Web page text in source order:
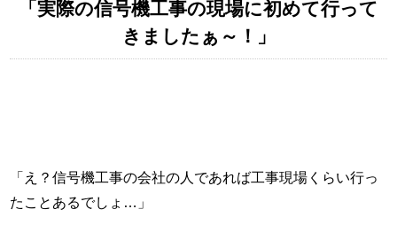
「実際の信号機工事の現場に初めて行って
きましたぁ～！」
「え？信号機工事の会社の人であれば工事現場くらい行っ
たことあるでしょ…」